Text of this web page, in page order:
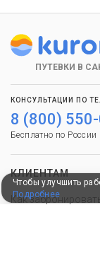
ПУТЕВКИ В
КОНСУЛЬТАЦИИ ПО
8 (800)
Бесплатно по России
КЛИЕНТАМ
Как забронировать
Чтобы улучшить
Подробнее